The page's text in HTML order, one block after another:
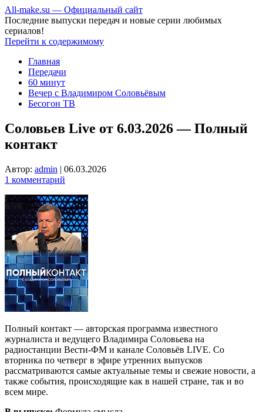
All-make.su — Официальный сайт
Последние выпуски передач и новые серии любимых
сериалов!
Перейти к содержимому
Главная
Передачи
60 минут
Вечер с Владимиром Соловьёвым
Бесогон ТВ
Соловьев Live от 6.03.2026 — Полный
контакт
Автор: admin | 06.03.2026
1 комментарий
Полный контакт — авторская программа известного
журналиста и ведущего Владимира Соловьева на
радиостанции Вести-ФМ и канале Соловьёв LIVE. Со
вторника по четверг в эфире утренних выпусков
рассматриваются самые актуальные темы и свежие новости, а
также события, происходящие как в нашей стране, так и во
всем мире.